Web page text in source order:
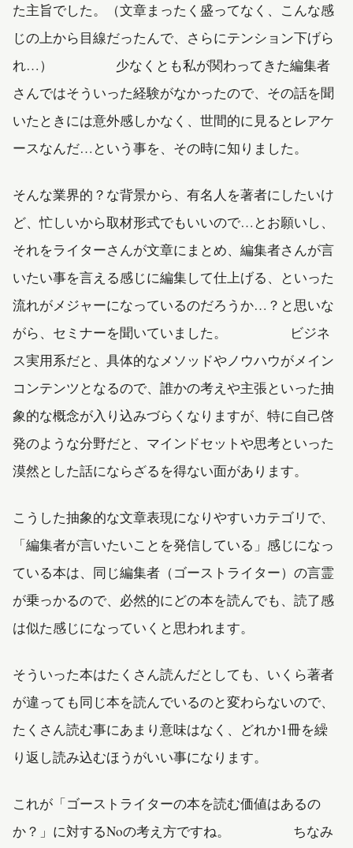
た主旨でした。（文章まったく盛ってなく、こんな感
じの上から目線だったんで、さらにテンション下げら
れ…） 少なくとも私が関わってきた編集者
さんではそういった経験がなかったので、その話を聞
いたときには意外感しかなく、世間的に見るとレアケ
ースなんだ…という事を、その時に知りました。
そんな業界的？な背景から、有名人を著者にしたいけ
ど、忙しいから取材形式でもいいので…とお願いし、
それをライターさんが文章にまとめ、編集者さんが言
いたい事を言える感じに編集して仕上げる、といった
流れがメジャーになっているのだろうか…？と思いな
がら、セミナーを聞いていました。 ビジネ
ス実用系だと、具体的なメソッドやノウハウがメイン
コンテンツとなるので、誰かの考えや主張といった抽
象的な概念が入り込みづらくなりますが、特に自己啓
発のような分野だと、マインドセットや思考といった
漠然とした話にならざるを得ない面があります。
こうした抽象的な文章表現になりやすいカテゴリで、
「編集者が言いたいことを発信している」感じになっ
ている本は、同じ編集者（ゴーストライター）の言霊
が乗っかるので、必然的にどの本を読んでも、読了感
は似た感じになっていくと思われます。
そういった本はたくさん読んだとしても、いくら著者
が違っても同じ本を読んでいるのと変わらないので、
たくさん読む事にあまり意味はなく、どれか1冊を繰
り返し読み込むほうがいい事になります。
これが「ゴーストライターの本を読む価値はあるの
か？」に対するNoの考え方ですね。 ちなみ